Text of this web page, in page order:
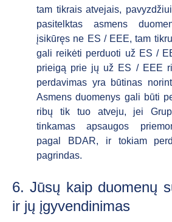
tam tikrais atvejais,
pasitelktas asmens
įsikūręs ne ES / EEE, tam
gali reikėti perduoti už ES /
prieigą prie jų už ES / EEE
perdavimas yra būtinas
Asmens duomenys gali būti
ribų tik tuo atveju, jei
tinkamas apsaugos
pagal BDAR, ir tokiam
pagrindas.
6. Jūsų kaip duomenų
ir jų įgyvendinimas